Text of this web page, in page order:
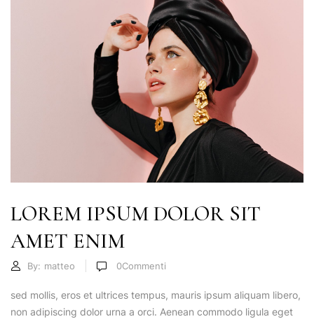
LOREM IPSUM DOLOR SIT
AMET ENIM
By: matteo 0Commenti
sed mollis, eros et ultrices tempus, mauris ipsum aliquam libero,
non adipiscing dolor urna a orci. Aenean commodo ligula eget